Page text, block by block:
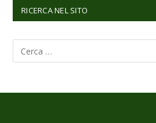
RICERCA NEL SITO